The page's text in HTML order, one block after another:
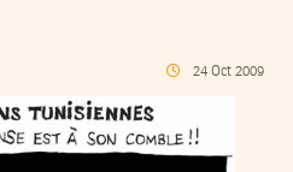
24 Oct 2009